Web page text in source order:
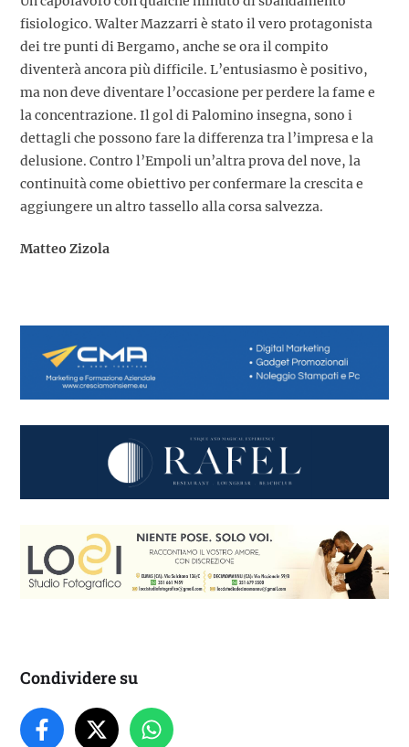
fisiologico. Walter Mazzarri è stato il vero protagonista
dei tre punti di Bergamo, anche se ora il compito
diventerà ancora più difficile. L’entusiasmo è positivo,
ma non deve diventare l’occasione per perdere la fame e
la concentrazione. Il gol di Palomino insegna, sono i
dettagli che possono fare la differenza tra l’impresa e la
delusione. Contro l’Empoli un’altra prova del nove, la
continuità come obiettivo per confermare la crescita e
aggiungere un altro tassello alla corsa salvezza.
Matteo Zizola
Condividere su